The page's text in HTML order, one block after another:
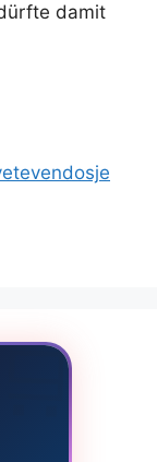
damit